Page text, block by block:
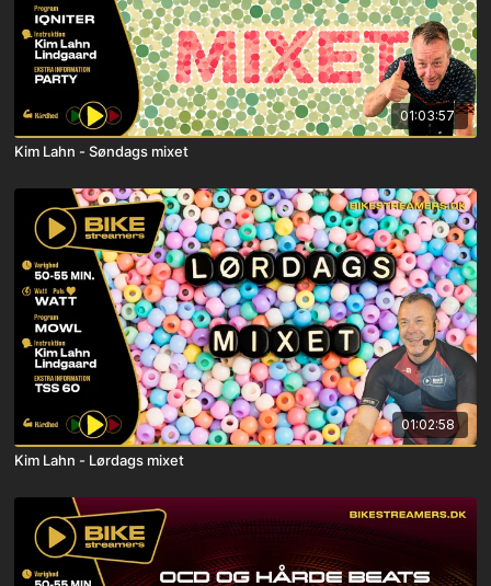
01:03:57
Kim Lahn - Søndags mixet
01:02:58
Kim Lahn - Lørdags mixet